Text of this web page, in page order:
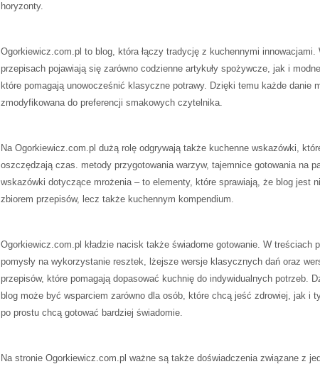
horyzonty.
Ogorkiewicz.com.pl to blog, która łączy tradycję z kuchennymi innowacjami.
przepisach pojawiają się zarówno codzienne artykuły spożywcze, jak i
które pomagają unowocześnić klasyczne potrawy. Dzięki temu każde danie
zmodyfikowana do preferencji smakowych czytelnika.
Na Ogorkiewicz.com.pl dużą rolę odgrywają także kuchenne wskazówki,
oszczędzają czas. metody przygotowania warzyw, tajemnice gotowania na
wskazówki dotyczące mrożenia – to elementy, które sprawiają, że blog jest
zbiorem przepisów, lecz także kuchennym kompendium.
Ogorkiewicz.com.pl kładzie nacisk także świadome gotowanie. W treściach
pomysły na wykorzystanie resztek, lżejsze wersje klasycznych dań oraz
przepisów, które pomagają dopasować kuchnię do indywidualnych potrzeb.
blog może być wsparciem zarówno dla osób, które chcą jeść zdrowiej, jak i
po prostu chcą gotować bardziej świadomie.
Na stronie Ogorkiewicz.com.pl ważne są także doświadczenia związane z